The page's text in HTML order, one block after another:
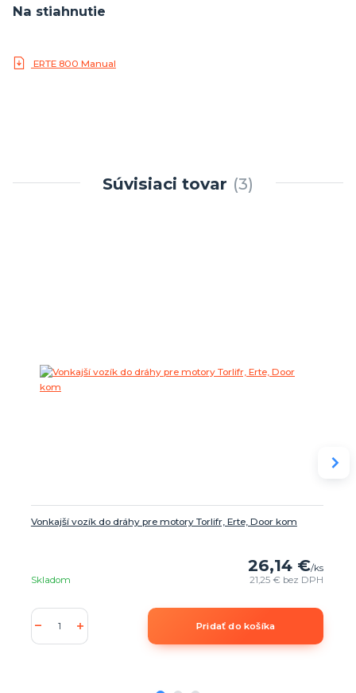
Na stiahnutie
ERTE 800 Manual
Súvisiaci tovar 3
Vonkajší vozík do dráhy pre motory Torlifr, Erte, Door kom
26,14 €/ks
21,25 € bez DPH
Skladom
Pridať do košíka